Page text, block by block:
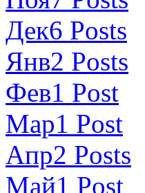
Дек6 Posts
Янв2 Posts
Фев1 Post
Мар1 Post
Апр2 Posts
Май1 Post